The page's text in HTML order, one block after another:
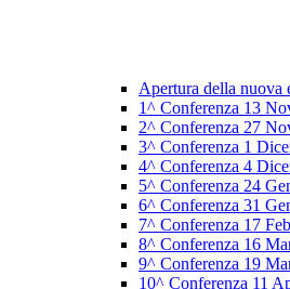
Apertura della nuova
1^ Conferenza 13
2^ Conferenza 27
3^ Conferenza 1
4^ Conferenza 4
5^ Conferenza 24
6^ Conferenza 31
7^ Conferenza 17
8^ Conferenza 16
9^ Conferenza 19
10^ Conferenza 11